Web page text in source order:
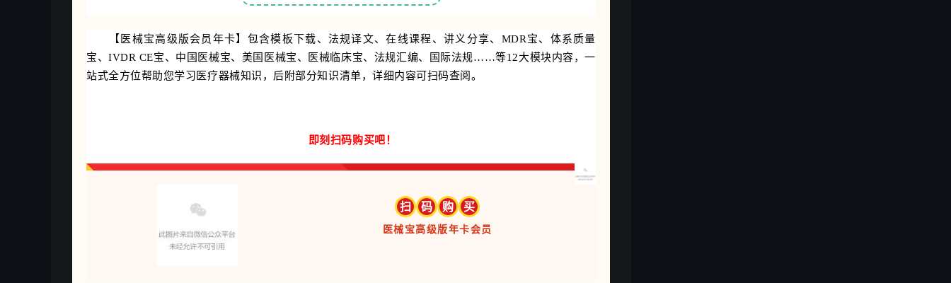
【医械宝高级版会员年卡】包含模板下载、法规译文、在线课程、讲义分享、MDR宝、体系质量
宝、IVDR CE宝、中国医械宝、美国医械宝、医械临床宝、法规汇编、国际法规……等12大模块内容，一
站式全方位帮助您学习医疗器械知识，后附部分知识清单，详细内容可扫码查阅。
即刻扫码购买吧！
扫 码 购 买
医械宝高级版年卡会员